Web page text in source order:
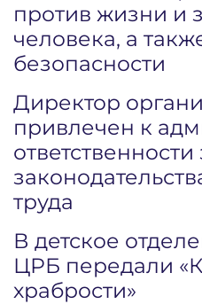
против жизни и
человека, а
безопасности
Директор
привлечен к
труда
В детское
ЦРБ передали
храбрости»